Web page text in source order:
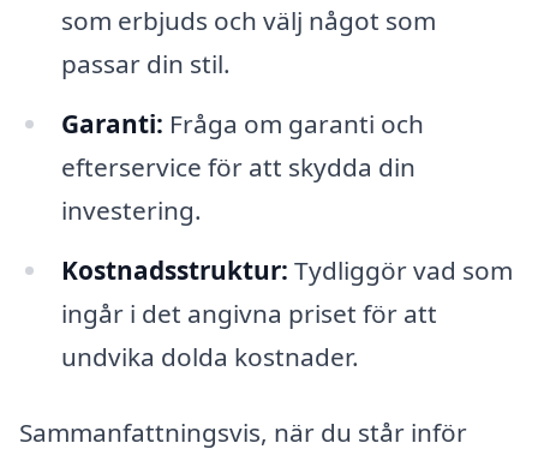
som erbjuds och välj något som
passar din stil.
Garanti: Fråga om garanti och
efterservice för att skydda din
investering.
Kostnadsstruktur: Tydliggör vad som
ingår i det angivna priset för att
undvika dolda kostnader.
Sammanfattningsvis, när du står inför